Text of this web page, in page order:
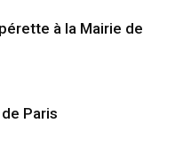
à la Mairie de
Paris